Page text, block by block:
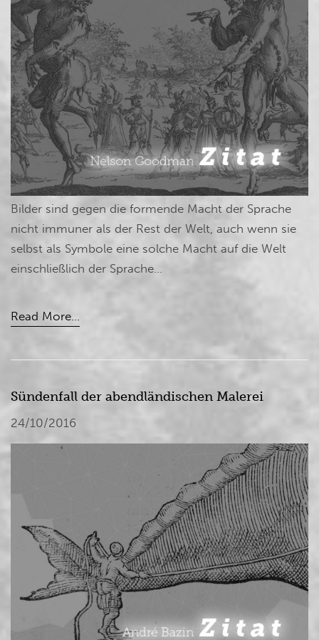
Bilder sind gegen die formende Macht der Sprache
nicht immuner als der Rest der Welt, auch wenn sie
selbst als Symbole eine solche Macht auf die Welt
einschließlich der Sprache...
Read More...
Sündenfall der abendländischen Malerei
24/10/2016